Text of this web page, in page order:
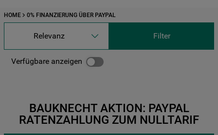
HOME 0% FINANZIERUNG ÜBER PAYPAL
Relevanz Filter
Verfügbare anzeigen
BAUKNECHT AKTION: PAYPAL
RATENZAHLUNG ZUM NULLTARIF